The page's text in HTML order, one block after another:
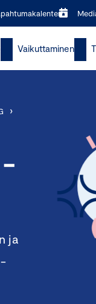
Vaikuttaminen
›
ja